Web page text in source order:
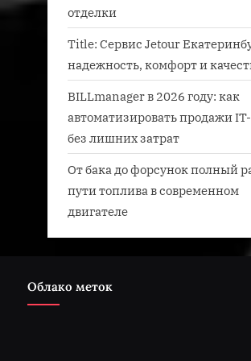
отделки
Title: Сервис Jetour
надежность, комфорт и
BILLmanager в 2026 году: как
автоматизировать продажи
без лишних затрат
От бака до форсунок полный
пути топлива в современном
двигателе
Облако меток